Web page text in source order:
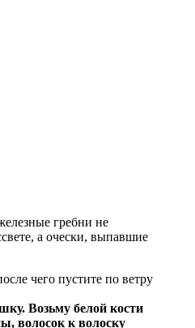
гребни не
а очески, выпавшие
чего пустите по ветру
Возьму белой кости
волосок к волоску